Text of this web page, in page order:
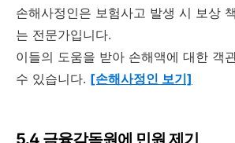
손해사정인은 보험사고 발생 시 보상
는 전문가입니다.
이들의 도움을 받아 손해액에 대한 객
수 있습니다. [손해사정인 보기]